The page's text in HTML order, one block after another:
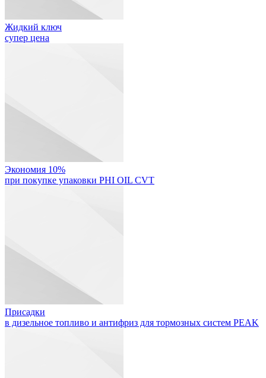
Жидкий ключ
супер цена
Экономия 10%
при покупке упаковки PHI OIL CVT
Присадки
в дизельное топливо и антифриз для тормозных систем PEAK